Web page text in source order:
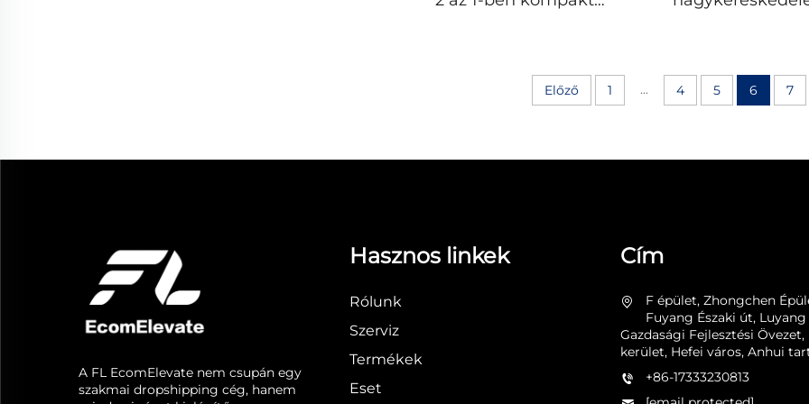
alvássegítő készülék kézi
Előző 1 ... 4 5 6 7
A FL EcomElevate nem csupán egy
szakmai dropshipping cég, hanem
Hasznos linkek
Rólunk
Szerviz
Termékek
Eset
Cím
F épület, Zhongchen
Fuyang Északi út, Luyang
Gazdasági Fejlesztési Övezet,
kerület, Hefei város, Anhui
+86-17333230813